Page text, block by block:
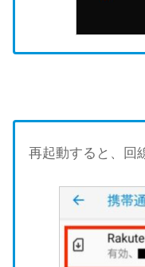
再起動すると、回